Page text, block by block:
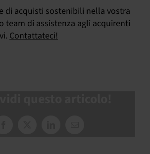
di acquisti sostenibili nella vostra
team di assistenza agli acquirenti
Contattateci!